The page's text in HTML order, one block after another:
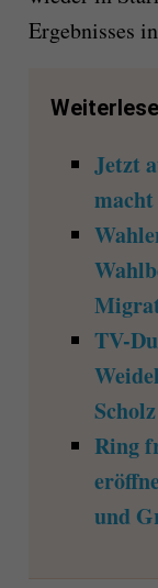
Ergebnisses
Jetzt
TV-
Ring
und